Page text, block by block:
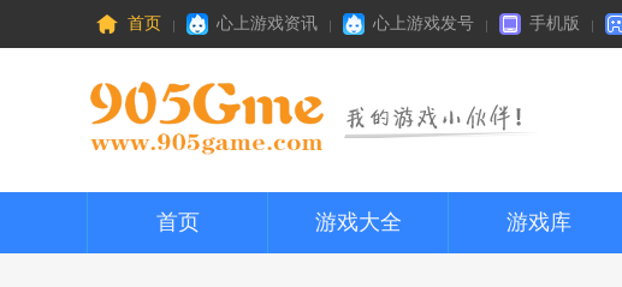
首页 心上游戏资讯 心上游戏发号 手机版
首页 游戏大全 游戏库